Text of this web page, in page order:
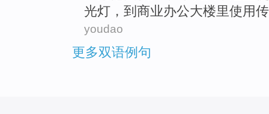
光灯 ， 到 商业办公大楼里使用
youdao
更多双语例句